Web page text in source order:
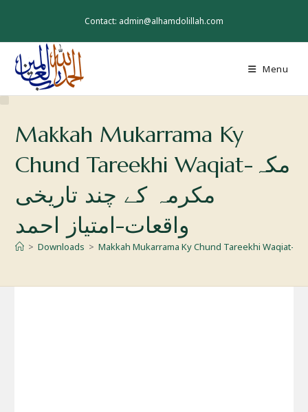
Contact: admin@alhamdolillah.com
Menu
Makkah Mukarrama Ky
Chund Tareekhi Waqiat-مکہ
مکرمہ کے چند تاریخی
واقعات-امتیاز احمد
> Downloads >